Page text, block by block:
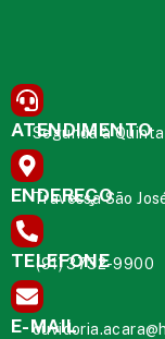
ATENDIMENTO
Segunda à
ENDEREÇO
Travessa São
TELEFONE
(91) 3732-9900
E-MAIL